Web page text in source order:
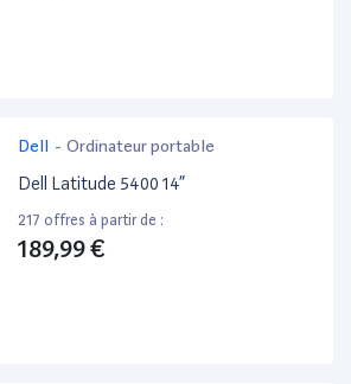
Dell - Ordinateur portable
Dell Latitude 5400 14”
217 offres à partir de :
189,99 €